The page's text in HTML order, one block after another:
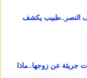
النصر..طبيب يكشف
جريئة عن زوجها..ماذا